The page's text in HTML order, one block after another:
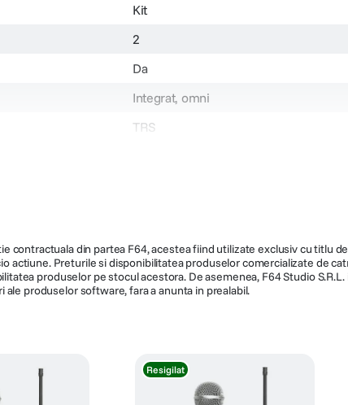
Kit
2
Da
Integrat, omni
TRS
2,4 Ghz
Clip-on
contractuala din partea F64, acestea fiind utilizate exclusiv cu titlu
actiune. Preturile si disponibilitatea produselor comercializate de
produselor pe stocul acestora. De asemenea, F64 Studio
produselor software, fara a anunta in prealabil.
Resigilat